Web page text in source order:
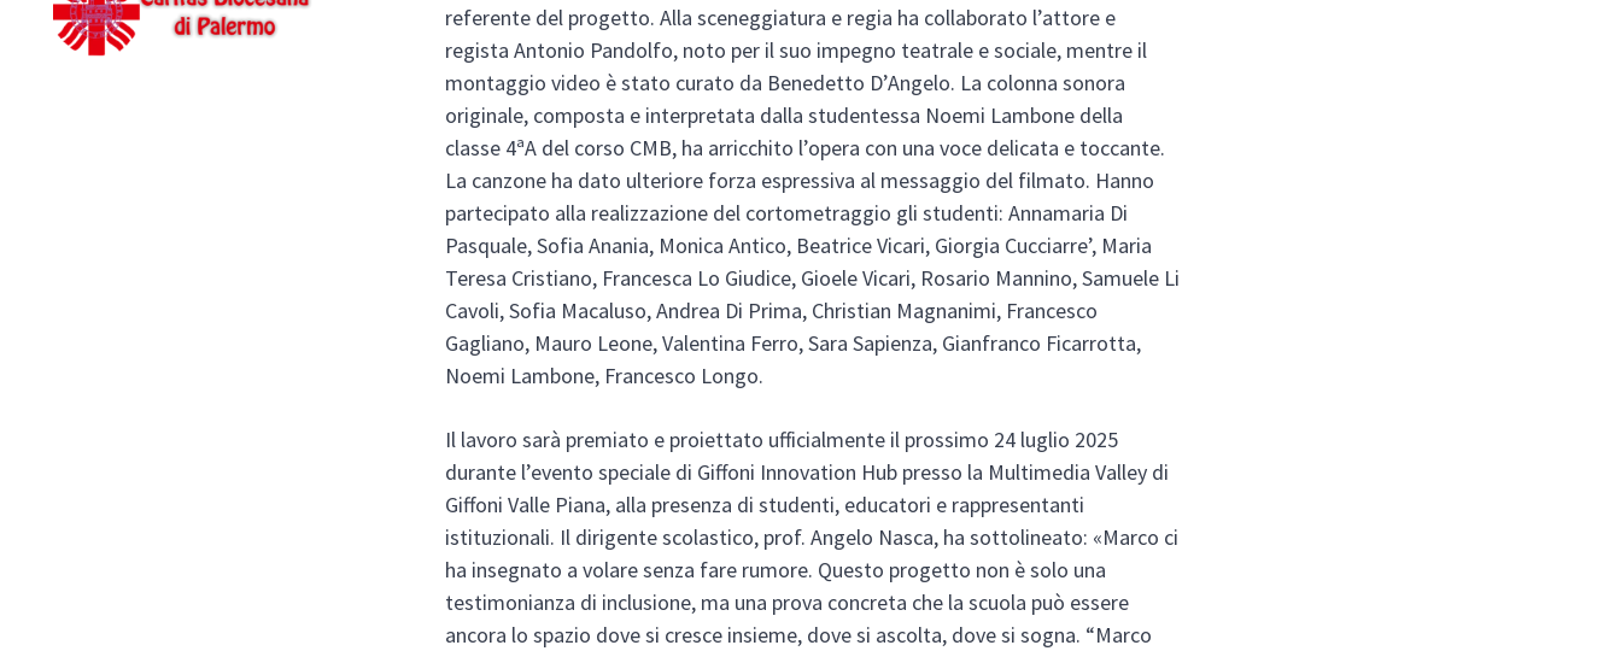
referente del progetto. Alla sceneggiatura e regia ha collaborato l’attore e
regista Antonio Pandolfo, noto per il suo impegno teatrale e sociale, mentre il
montaggio video è stato curato da Benedetto D’Angelo. La colonna sonora
originale, composta e interpretata dalla studentessa Noemi Lambone della
classe 4ªA del corso CMB, ha arricchito l’opera con una voce delicata e toccante.
La canzone ha dato ulteriore forza espressiva al messaggio del filmato. Hanno
partecipato alla realizzazione del cortometraggio gli studenti: Annamaria Di
Pasquale, Sofia Anania, Monica Antico, Beatrice Vicari, Giorgia Cucciarre’, Maria
Teresa Cristiano, Francesca Lo Giudice, Gioele Vicari, Rosario Mannino, Samuele Li
Cavoli, Sofia Macaluso, Andrea Di Prima, Christian Magnanimi, Francesco
Gagliano, Mauro Leone, Valentina Ferro, Sara Sapienza, Gianfranco Ficarrotta,
Noemi Lambone, Francesco Longo.
Il lavoro sarà premiato e proiettato ufficialmente il prossimo 24 luglio 2025
durante l’evento speciale di Giffoni Innovation Hub presso la Multimedia Valley di
Giffoni Valle Piana, alla presenza di studenti, educatori e rappresentanti
istituzionali. Il dirigente scolastico, prof. Angelo Nasca, ha sottolineato: «Marco ci
ha insegnato a volare senza fare rumore. Questo progetto non è solo una
testimonianza di inclusione, ma una prova concreta che la scuola può essere
ancora lo spazio dove si cresce insieme, dove si ascolta, dove si sogna. “Marco